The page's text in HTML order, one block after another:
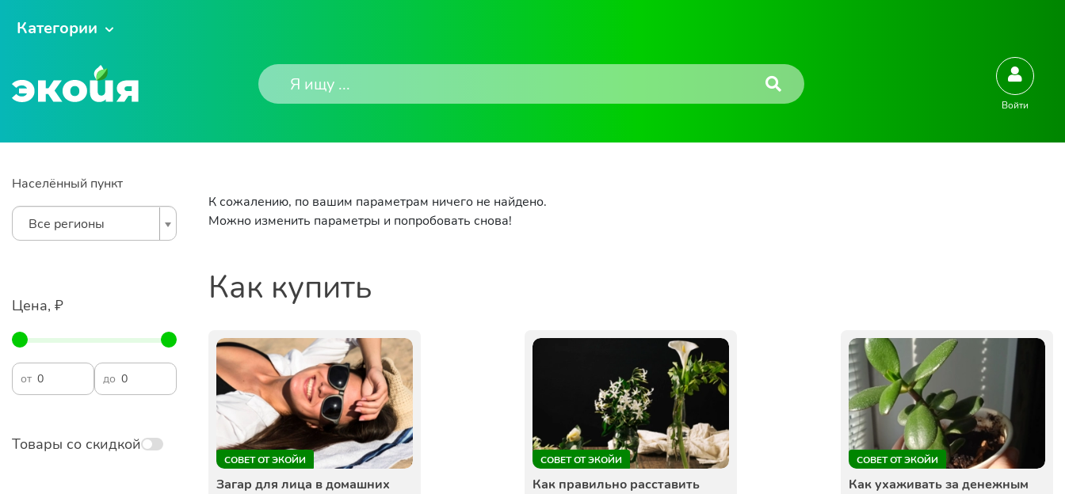
Категории
Войти
Населённый пункт
Все регионы
Цена, ₽
от до
Товары со скидкой
К сожалению, по вашим параметрам ничего не найдено.
Можно изменить параметры и попробовать снова!
Как купить
СОВЕТ ОТ ЭКОЙИ
Загар для лица в домашних
СОВЕТ ОТ ЭКОЙИ
Как правильно расставить
СОВЕТ ОТ ЭКОЙИ
Как ухаживать за денежным